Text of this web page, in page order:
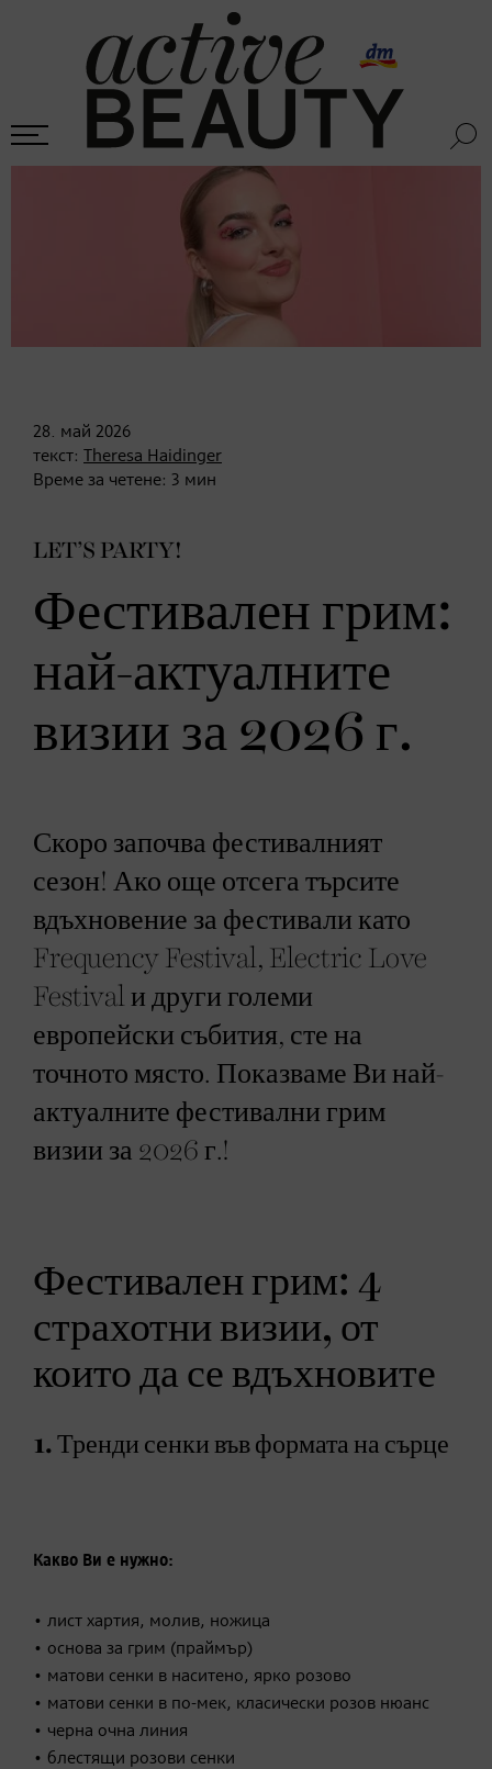
28. май 2026
текст:
Theresa Haidinger
Време за четене: 3 мин
LET’S PARTY!
Фестивален грим:
най-актуалните
визии за 2026 г.
Скоро започва фестивалният
сезон! Ако още отсега търсите
вдъхновение за фестивали като
Frequency Festival, Electric Love
Festival и други големи
европейски събития, сте на
точното място. Показваме Ви най-
актуалните фестивални грим
визии за 2026 г.!
Фестивален грим: 4
страхотни визии, от
които да се вдъхновите
1. Тренди сенки във формата на сърце
Какво Ви е нужно:
• лист хартия, молив, ножица
• основа за грим (праймър)
• матови сенки в наситено, ярко розово
• матови сенки в по-мек, класически розов нюанс
• черна очна линия
• блестящи розови сенки